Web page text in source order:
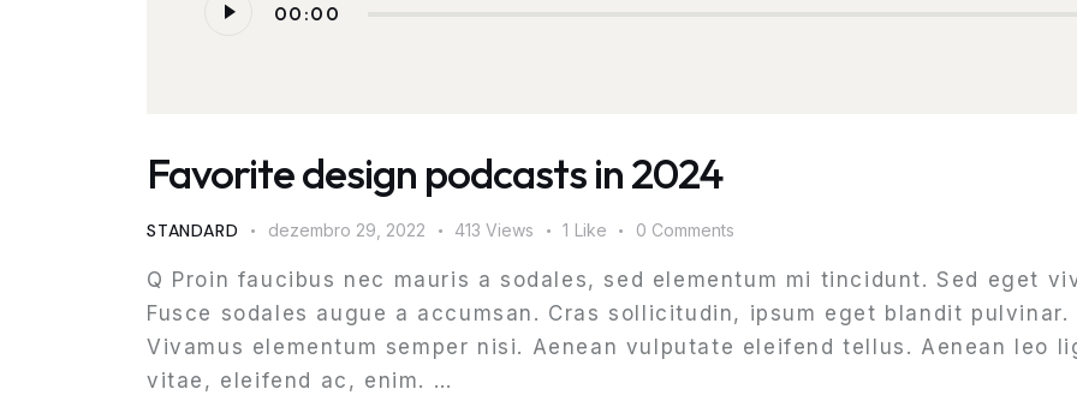
de
00:00
Favorite design podcasts in 2024
STANDARD dezembro 29, 2022 413 Views 1 Like 0 Comments
Q Proin faucibus nec mauris a sodales, sed elementum mi tincidunt. Sed eget
Fusce sodales augue a accumsan. Cras sollicitudin, ipsum eget blandit
Vivamus elementum semper nisi. Aenean vulputate eleifend tellus. Aenean leo
vitae, eleifend ac, enim. …